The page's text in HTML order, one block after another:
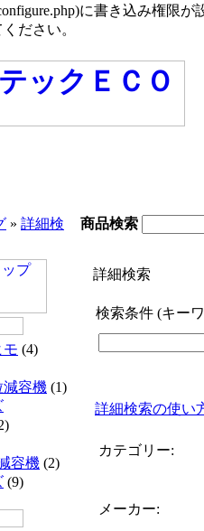
に書き込み権限が
ださい。
» 詳細検
商品検索
モ (4)
容機 (1)
容機 (2)
(9)
詳細検索
検索条件 (キー
詳細検索の使い
カテゴリー:
メーカー: